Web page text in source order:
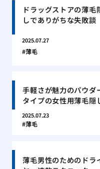
ドラッグストアの薄毛
しでありがちな失敗談
2025.07.27
薄毛
手軽さが魅力のパウダ
タイプの女性用薄毛隠
2025.07.23
薄毛
薄毛男性のためのドラ